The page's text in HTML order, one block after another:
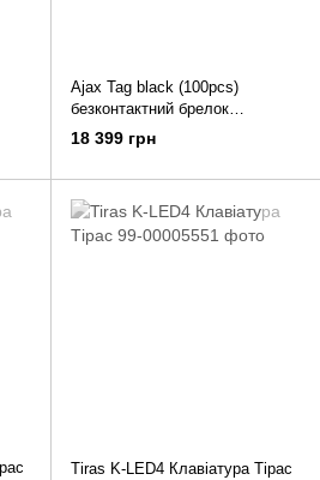
Ajax Tag black (100pcs)
безконтактний брелок
управління
18 399 грн
Tiras K-LED4 Клавіатура Тірас